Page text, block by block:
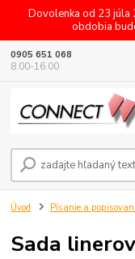
Dovolenka od 23 júla
obdobia
0905 651 068
8.00-16.00
Úvod Písanie a
Sada